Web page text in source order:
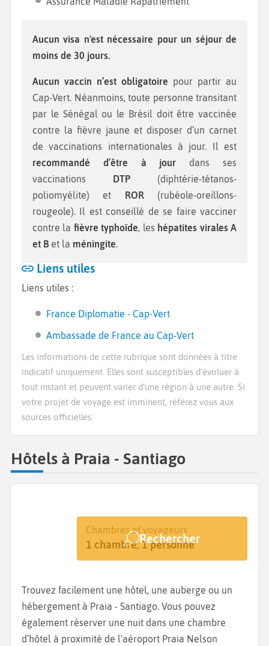
Aucun visa n'est nécessaire pour un séjour de
moins de 30 jours.
Aucun vaccin n’est obligatoire pour partir au
Cap-Vert. Néanmoins, toute personne transitant
par le Sénégal ou le Brésil doit être vaccinée
contre la fièvre jaune et disposer d’un carnet
de vaccinations internationales à jour. Il est
recommandé d’être à jourdans ses
vaccinations DTP (diphtérie-tétanos-
poliomyélite) et ROR (rubéole-oreillons-
rougeole). Il est conseillé de se faire vacciner
contre la fièvre typhoïde, les hépatites virales A
et B et la méningite.
Liens utiles
Liens utiles :
France Diplomatie - Cap-Vert
Ambassade de France au Cap-Vert
Les informations de cette rubrique sont données à titre
indicatif uniquement. Elles sont susceptibles d’évoluer à
tout instant et peuvent varier d’une région à une autre. Si
votre projet de voyage est imminent, référez vous aux
sources officielles.
Hôtels à Praia - Santiago
Destination
Praia
Dates
Dates de votre séjour
Chambres et voyageurs
1 chambre, 1 personne
Rechercher
Trouvez facilement une hôtel, une auberge ou un
hébergement à Praia - Santiago. Vous pouvez
également réserver une nuit dans une chambre
d’hôtel à proximité de l'aéroport Praia Nelson